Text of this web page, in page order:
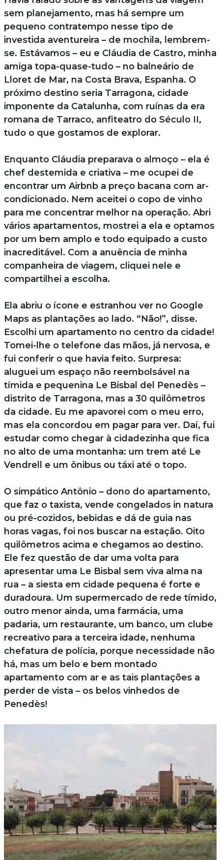
sem planejamento, mas há sempre um
pequeno contratempo nesse tipo de
investida aventureira – de mochila, lembrem-
se. Estávamos – eu e Cláudia de Castro, minha
amiga topa-quase-tudo – no balneário de
Lloret de Mar, na Costa Brava, Espanha. O
próximo destino seria Tarragona, cidade
imponente da Catalunha, com ruínas da era
romana de Tarraco, anfiteatro do Século II,
tudo o que gostamos de explorar.
Enquanto Cláudia preparava o almoço – ela é
chef destemida e criativa – me ocupei de
encontrar um Airbnb a preço bacana com ar-
condicionado. Nem aceitei o copo de vinho
para me concentrar melhor na operação. Abri
vários apartamentos, mostrei a ela e optamos
por um bem amplo e todo equipado a custo
inacreditável. Com a anuência de minha
companheira de viagem, cliquei nele e
compartilhei a escolha.
Ela abriu o ícone e estranhou ver no Google
Maps as plantações ao lado. “Não!”, disse.
Escolhi um apartamento no centro da cidade!
Tomei-lhe o telefone das mãos, já nervosa, e
fui conferir o que havia feito. Surpresa:
aluguei um espaço não reembolsável na
tímida e pequenina Le Bisbal del Penedès –
distrito de Tarragona, mas a 30 quilômetros
da cidade. Eu me apavorei com o meu erro,
mas ela concordou em pagar para ver. Daí, fui
estudar como chegar à cidadezinha que fica
no alto de uma montanha: um trem até Le
Vendrell e um ônibus ou táxi até o topo.
O simpático Antônio – dono do apartamento,
que faz o taxista, vende congelados in natura
ou pré-cozidos, bebidas e dá de guia nas
horas vagas, foi nos buscar na estação. Oito
quilômetros acima e chegamos ao destino.
Ele fez questão de dar uma volta para
apresentar uma Le Bisbal sem viva alma na
rua – a siesta em cidade pequena é forte e
duradoura. Um supermercado de rede tímido,
outro menor ainda, uma farmácia, uma
padaria, um restaurante, um banco, um clube
recreativo para a terceira idade, nenhuma
chefatura de polícia, porque necessidade não
há, mas um belo e bem montado
apartamento com ar e as tais plantações a
perder de vista – os belos vinhedos de
Penedès!